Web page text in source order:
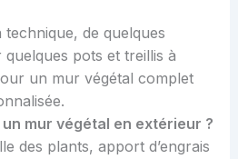
de quelques
quelques pots et treillis à
un mur végétal complet
mur végétal en extérieur ?
des plants, apport d’engrais